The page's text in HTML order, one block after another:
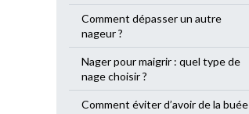
Comment dépasser un autre
nageur ?
Nager pour maigrir : quel type de
nage choisir ?
Comment éviter d’avoir de la buée